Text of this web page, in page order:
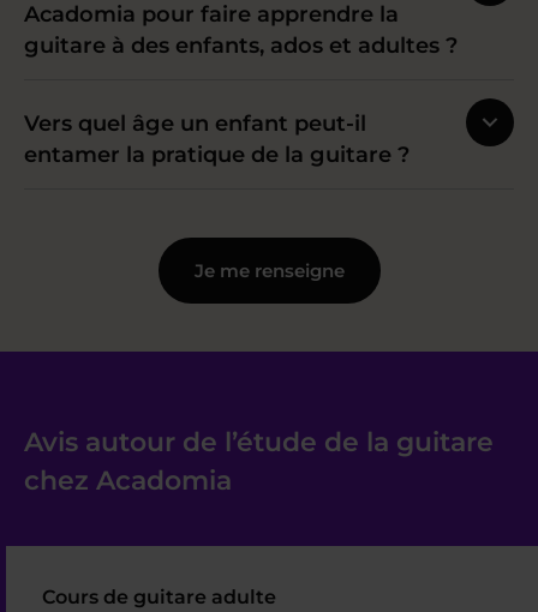
Acadomia pour faire apprendre la
guitare à des enfants, ados et adultes ?
Vers quel âge un enfant peut-il
entamer la pratique de la guitare ?
Je me renseigne
Avis autour de l’étude de la guitare
chez Acadomia
Cours de guitare adulte